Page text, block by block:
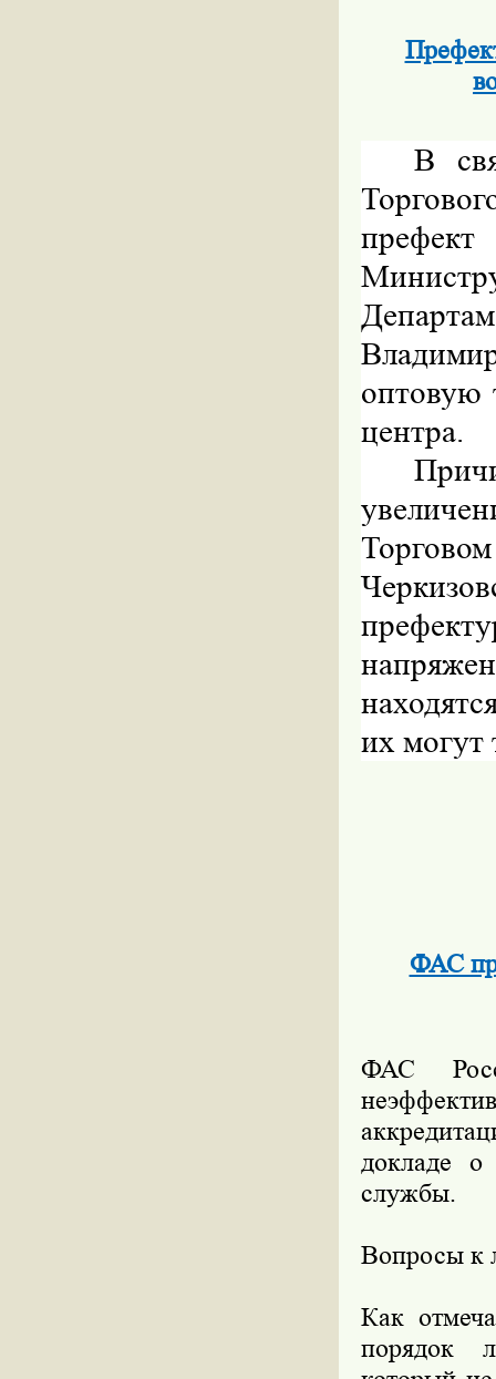
В
оптовую
центра.
их могут
ФАС
ФАС
докладе о
службы.
Вопросы к
Как
порядок